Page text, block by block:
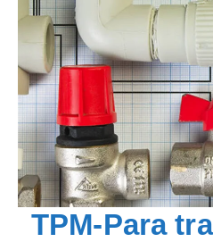
TPM-Para